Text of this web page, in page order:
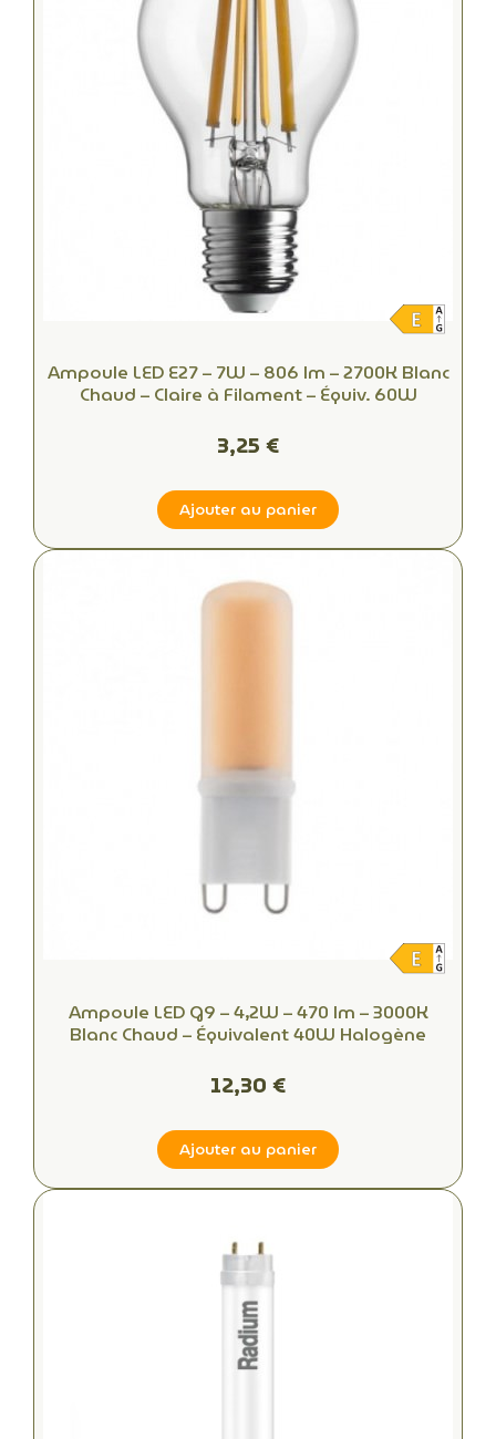
Ampoule LED E27 – 7W – 806 lm – 2700K Blanc
Chaud – Claire à Filament – Équiv. 60W
3,25 €
Ajouter au panier
Ampoule LED G9 – 4,2W – 470 lm – 3000K
Blanc Chaud – Équivalent 40W Halogène
12,30 €
Ajouter au panier